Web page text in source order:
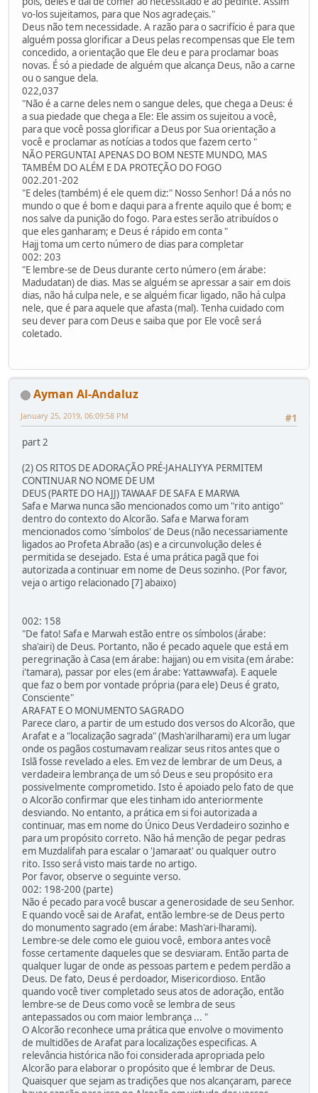
vo-los sujeitamos, para que Nos agradeçais."
Deus não tem necessidade. A razão para o sacrifício é para que
alguém possa glorificar a Deus pelas recompensas que Ele tem
concedido, a orientação que Ele deu e para proclamar boas
novas. É só a piedade de alguém que alcança Deus, não a carne
ou o sangue dela.
022,037
"Não é a carne deles nem o sangue deles, que chega a Deus: é
a sua piedade que chega a Ele: Ele assim os sujeitou a você,
para que você possa glorificar a Deus por Sua orientação a
você e proclamar as notícias a todos que fazem certo "
NÃO PERGUNTAI APENAS DO BOM NESTE MUNDO, MAS
TAMBÉM DO ALÉM E DA PROTEÇÃO DO FOGO
002.201-202
"E deles (também) é ele quem diz:" Nosso Senhor! Dá a nós no
mundo o que é bom e daqui para a frente aquilo que é bom; e
nos salve da punição do fogo. Para estes serão atribuídos o
que eles ganharam; e Deus é rápido em conta "
Hajj toma um certo número de dias para completar
002: 203
"E lembre-se de Deus durante certo número (em árabe:
Madudatan) de dias. Mas se alguém se apressar a sair em dois
dias, não há culpa nele, e se alguém ficar ligado, não há culpa
nele, que é para aquele que afasta (mal). Tenha cuidado com
seu dever para com Deus e saiba que por Ele você será
coletado.
Ayman Al-Andaluz
#1
January 25, 2019, 06:09:58 PM
part 2
(2) OS RITOS DE ADORAÇÃO PRÉ-JAHALIYYA PERMITEM
CONTINUAR NO NOME DE UM
DEUS (PARTE DO HAJJ) TAWAAF DE SAFA E MARWA
Safa e Marwa nunca são mencionados como um "rito antigo"
dentro do contexto do Alcorão. Safa e Marwa foram
mencionados como 'símbolos' de Deus (não necessariamente
ligados ao Profeta Abraão (as) e a circunvolução deles é
permitida se desejado. Esta é uma prática pagã que foi
autorizada a continuar em nome de Deus sozinho. (Por favor,
veja o artigo relacionado [7] abaixo)
002: 158
"De fato! Safa e Marwah estão entre os símbolos (árabe:
sha'airi) de Deus. Portanto, não é pecado aquele que está em
peregrinação à Casa (em árabe: hajjan) ou em visita (em árabe:
i'tamara), passar por eles (em árabe: Yattawwafa). E aquele
que faz o bem por vontade própria (para ele) Deus é grato,
Consciente"
ARAFAT E O MONUMENTO SAGRADO
Parece claro, a partir de um estudo dos versos do Alcorão, que
Arafat e a "localização sagrada" (Mash'arilharami) era um lugar
onde os pagãos costumavam realizar seus ritos antes que o
Islã fosse revelado a eles. Em vez de lembrar de um Deus, a
verdadeira lembrança de um só Deus e seu propósito era
possivelmente comprometido. Isto é apoiado pelo fato de que
o Alcorão confirmar que eles tinham ido anteriormente
desviando. No entanto, a prática em si foi autorizada a
continuar, mas em nome do Único Deus Verdadeiro sozinho e
para um propósito correto. Não há menção de pegar pedras
em Muzdalifah para escalar o 'Jamaraat' ou qualquer outro
rito. Isso será visto mais tarde no artigo.
Por favor, observe o seguinte verso.
002: 198-200 (parte)
Não é pecado para você buscar a generosidade de seu Senhor.
E quando você sai de Arafat, então lembre-se de Deus perto
do monumento sagrado (em árabe: Mash'ari-lharami).
Lembre-se dele como ele guiou você, embora antes você
fosse certamente daqueles que se desviaram. Então parta de
qualquer lugar de onde as pessoas partem e pedem perdão a
Deus. De fato, Deus é perdoador, Misericordioso. Então
quando você tiver completado seus atos de adoração, então
lembre-se de Deus como você se lembra de seus
antepassados ou com maior lembrança ... "
O Alcorão reconhece uma prática que envolve o movimento
de multidões de Arafat para localizações especificas. A
relevância histórica não foi considerada apropriada pelo
Alcorão para elaborar o propósito que é lembrar de Deus.
Quaisquer que sejam as tradições que nos alcançaram, parece